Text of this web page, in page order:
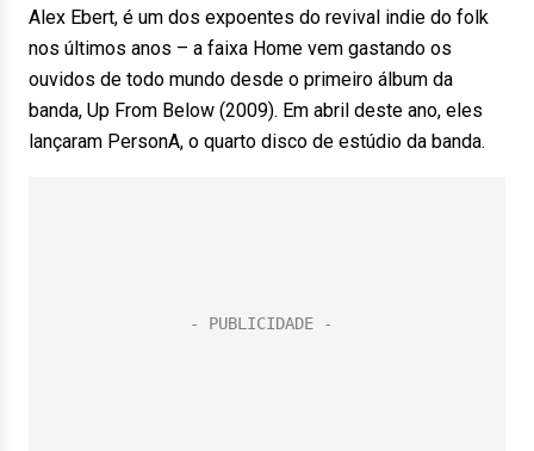
Alex Ebert, é um dos expoentes do revival indie do folk
nos últimos anos – a faixa Home vem gastando os
ouvidos de todo mundo desde o primeiro álbum da
banda, Up From Below (2009). Em abril deste ano, eles
lançaram PersonA, o quarto disco de estúdio da banda.